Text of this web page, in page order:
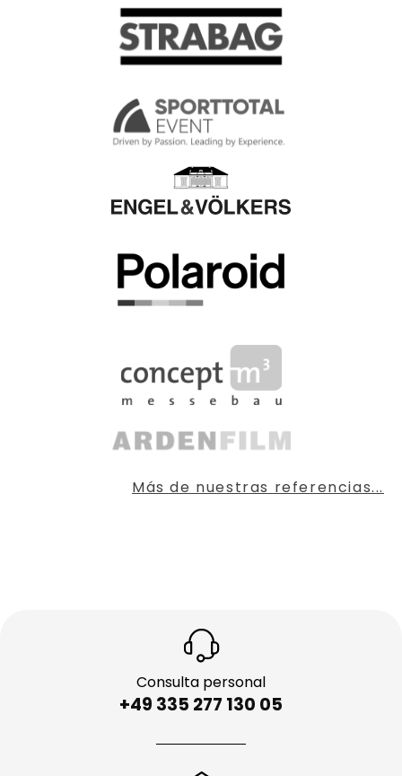
Más de nuestras referencias...
Consulta personal
+49 335 277 130 05